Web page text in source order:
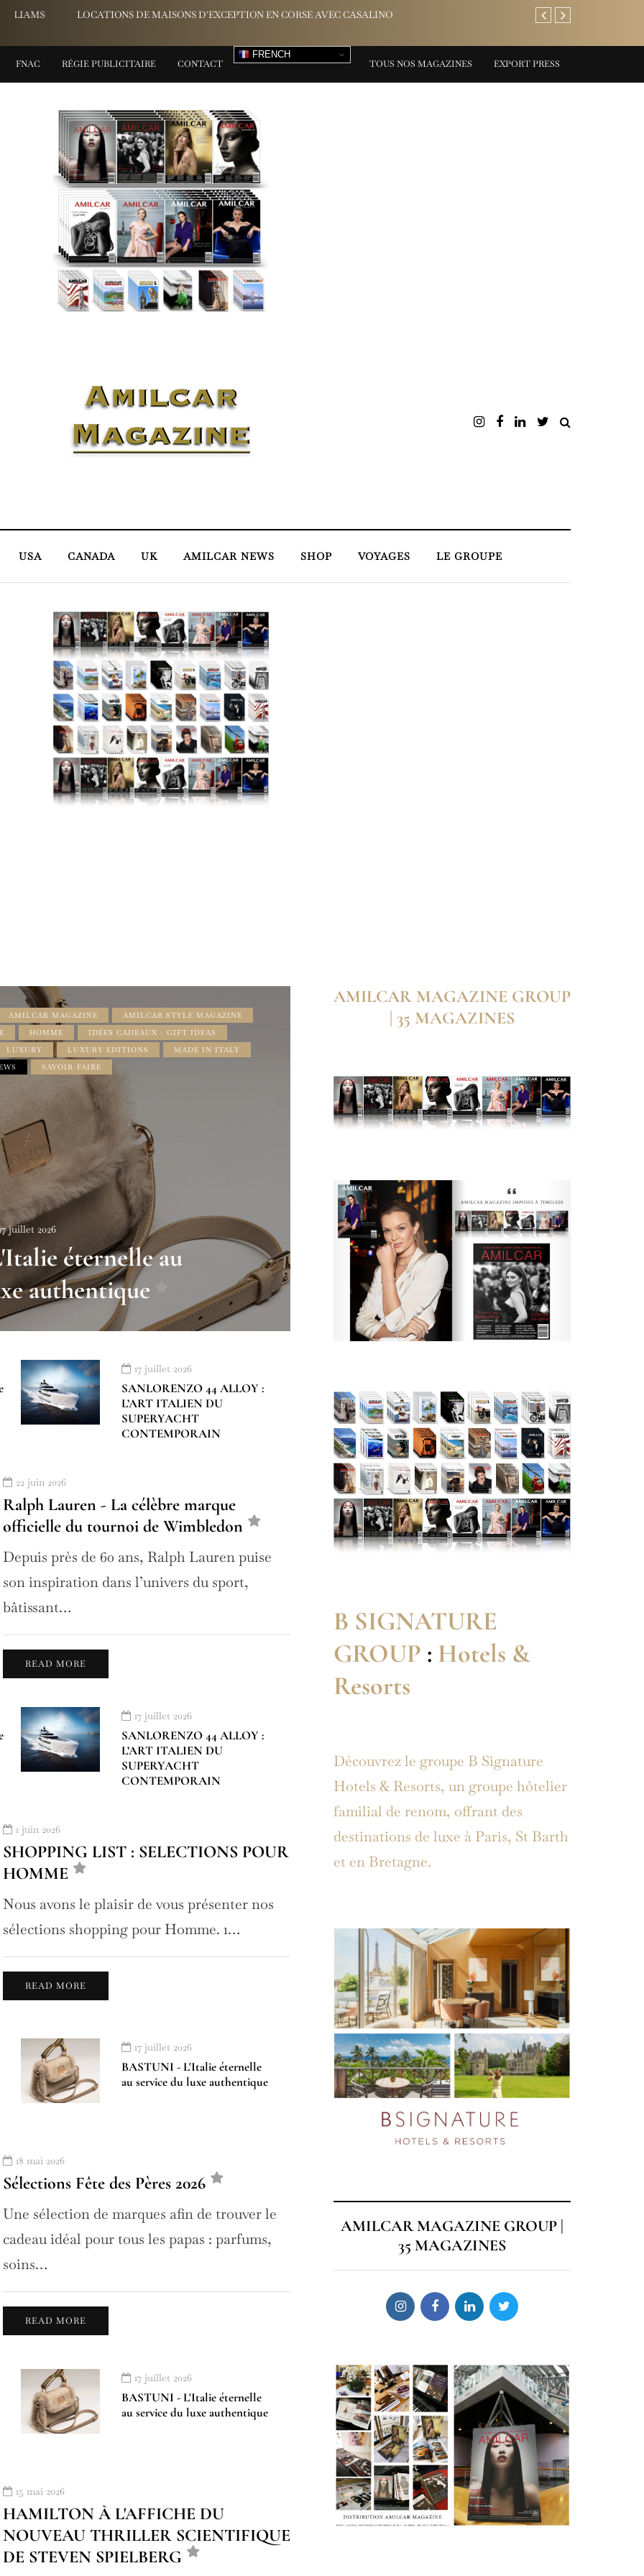
LOCATIONS DE MAISONS D'EXCEPTION EN CORSE AVEC CASALINO AREV Saint-Tropez:
EXPORT PRESS
FNAC TOUS NOS MAGAZINES
RÉGIE PUBLICITAIRE CONTACT
FRENCH
USA CANADA UK AMILCAR NEWS SHOP VOYAGES LE GROUPE
AMILCAR MAGAZINE
AMILCAR STYLE MAGAZINE
HOMME
IDÉES CADEAUX - GIFT IDEAS
LUXURY LUXURY EDITIONS
MADE IN ITALY
SAVOIR-FAIRE
juillet 2026
éternelle au
authentique
17 juillet 2026
SANLORENZO 44 ALLOY :
L’ART ITALIEN DU
SUPERYACHT
CONTEMPORAIN
22 juin 2026
Ralph Lauren - La célèbre marque
officielle du tournoi de Wimbledon
Depuis près de 60 ans, Ralph Lauren puise
son inspiration dans l’univers du sport,
bâtissant…
READ MORE
17 juillet 2026
SANLORENZO 44 ALLOY :
L’ART ITALIEN DU
SUPERYACHT
CONTEMPORAIN
1 juin 2026
SHOPPING LIST : SELECTIONS POUR
HOMME
Nous avons le plaisir de vous présenter nos
sélections shopping pour Homme. 1…
READ MORE
17 juillet 2026
BASTUNI - L'Italie éternelle
au service du luxe authentique
18 mai 2026
Sélections Fête des Pères 2026
Une sélection de marques afin de trouver le
cadeau idéal pour tous les papas : parfums,
soins…
READ MORE
17 juillet 2026
BASTUNI - L'Italie éternelle
au service du luxe authentique
15 mai 2026
HAMILTON À L'AFFICHE DU
NOUVEAU THRILLER SCIENTIFIQUE
DE STEVEN SPIELBERG
AMILCAR MAGAZINE GROUP
| 35 MAGAZINES
B SIGNATURE
GROUP : Hotels &
Resorts
Découvrez le groupe B Signature
Hotels & Resorts, un groupe hôtelier
familial de renom, offrant des
destinations de luxe à Paris, St Barth
et en Bretagne.
AMILCAR MAGAZINE GROUP |
35 MAGAZINES